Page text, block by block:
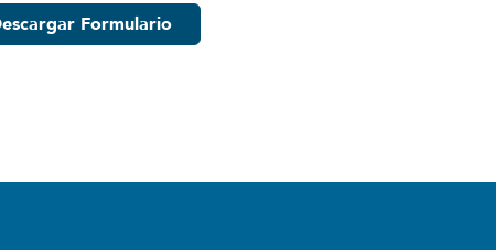
Formulario